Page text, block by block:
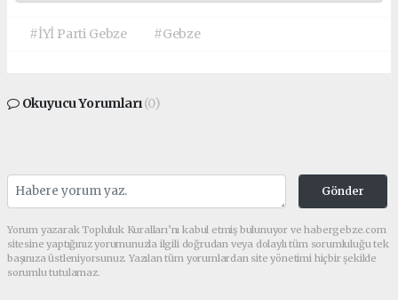
#İYİ Parti Gebze #Gebze
Okuyucu Yorumları(0)
Gönder
Yorum yazarak Topluluk Kuralları’nı kabul etmiş bulunuyor ve habergebze.com
sitesine yaptığınız yorumunuzla ilgili doğrudan veya dolaylı tüm sorumluluğu tek
başınıza üstleniyorsunuz. Yazılan tüm yorumlardan site yönetimi hiçbir şekilde
sorumlu tutulamaz.